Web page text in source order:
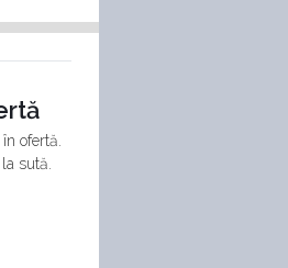
ofertă.
sută.